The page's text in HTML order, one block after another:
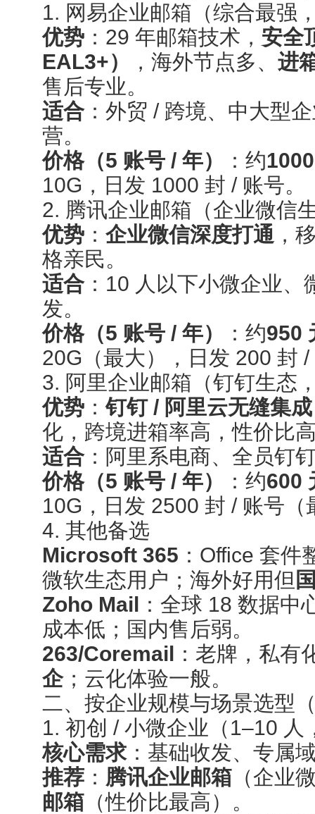
1. 网易企业邮箱（综合最强
优势 ：29 年邮箱技术， 安全
EAL3+）
，海外节点多、 进
售后专业。
适合：外贸 / 跨境、中大型
营。
价格（5 账号 / 年）
：约
10G，日发 1000 封 / 账号。
2. 腾讯企业邮箱（企业微信
优势 ： 企业微信深度打通 ，
格亲民。
适合：10 人以下小微企业、
发。
价格（5 账号 / 年）
：约950
20G（最大），日发 200 封
3. 阿里企业邮箱（钉钉生态
优势 ：钉钉 / 阿里云无缝集成
化，跨境进箱率高，性价比
适合：阿里系电商、全员钉
价格（5 账号 / 年）
：约600
10G，日发 2500 封 / 账号（
4. 其他备选
Microsoft 365 ：Office 套
微软生态用户；海外好用但
Zoho Mail ：全球 18 数据中
成本低；国内售后弱。
263/Coremail ：老牌，私有
企；云化体验一般。
二、按企业规模与场景选型
1. 初创 / 小微企业（1–10 人
核心需求：基础收发、专属
推荐 ： 腾讯企业邮箱 （企业
邮箱 （性价比最高）。